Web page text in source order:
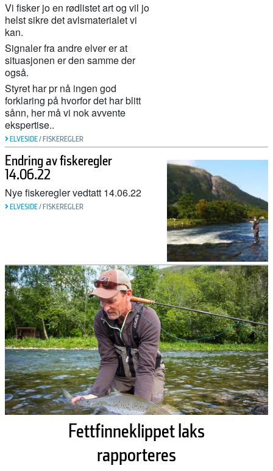
Vi fisker jo en rødlistet art og vil jo
helst sikre det avlsmaterialet vi
kan.
Signaler fra andre elver er at
situasjonen er den samme der
også.
Styret har pr nå ingen god
forklaring på hvorfor det har blitt
sånn, her må vi nok avvente
ekspertise..
ELVESIDE/ FISKEREGLER
Endring av fiskeregler
14.06.22
Nye fiskeregler vedtatt 14.06.22
ELVESIDE/ FISKEREGLER
Fettfinneklippet laks
rapporteres